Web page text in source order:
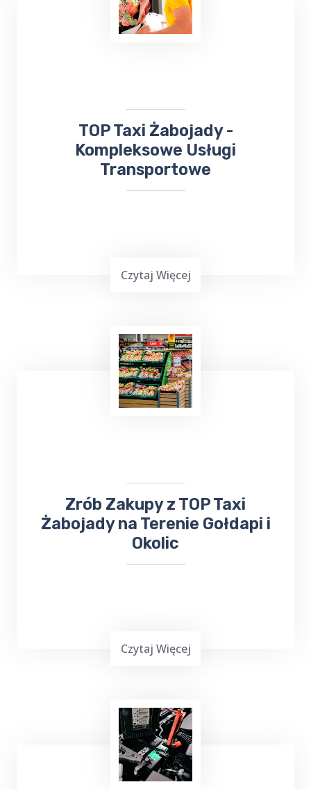
Wielu z nas lubi uczestniczyć w różnych
wydarzeniach kulturalnych. W takiej sytuacji
​TOP Taxi Żabojady -
Kompleksowe Usługi
Transportowe
Już teraz, niezależnie od tego, czy chcesz
bukiet kwiatów, czy odebrać ważną
Czytaj Więcej
​​​Zrób Zakupy z TOP Taxi
Żabojady na Terenie Gołdapi i
Okolic
Masz mało czasu, jesteś zapracowany lub nie
możesz iść na zakupy? Skorzystaj z usług
Czytaj Więcej